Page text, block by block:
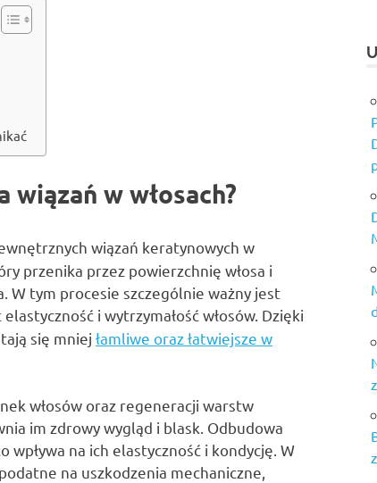
w włosach?
wiązań keratynowych w
przenika przez powierzchnię włosa i
W tym procesie szczególnie ważny jest
i wytrzymałość włosów. Dzięki
się mniej łamliwe oraz łatwiejsze w
włosów oraz regeneracji warstw
im zdrowy wygląd i blask. Odbudowa
na ich elastyczność i kondycję. W
na uszkodzenia mechaniczne,